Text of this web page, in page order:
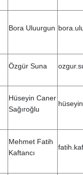
Bora Uluurgun
Özgür Suna
Hüseyin Caner
Sağıroğlu
Mehmet Fatih
Kaftancı